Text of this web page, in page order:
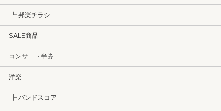
┗ 邦楽チラシ
SALE商品
コンサート半券
洋楽
┣ バンドスコア